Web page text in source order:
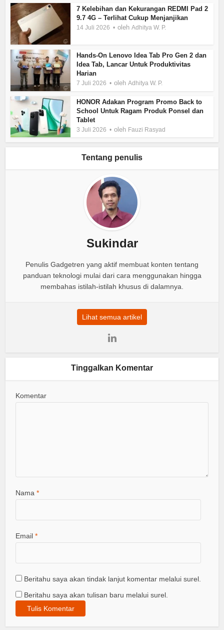
7 Kelebihan dan Kekurangan REDMI Pad 2
9.7 4G – Terlihat Cukup Menjanjikan
14 Juli 2026 olehAdhitya W. P.
Hands-On Lenovo Idea Tab Pro Gen 2 dan
Idea Tab, Lancar Untuk Produktivitas
Harian
7 Juli 2026 olehAdhitya W. P.
HONOR Adakan Program Promo Back to
School Untuk Ragam Produk Ponsel dan
Tablet
3 Juli 2026 oleh Fauzi Rasyad
Tentang penulis
Sukindar
Penulis Gadgetren yang aktif membuat konten tentang
panduan teknologi mulai dari cara menggunakan hingga
membahas istilah-istilah khusus di dalamnya.
Lihat semua artikel
Tinggalkan Komentar
Komentar
Nama*
Email*
Beritahu saya akan tindak lanjut komentar melalui surel.
Beritahu saya akan tulisan baru melalui surel.